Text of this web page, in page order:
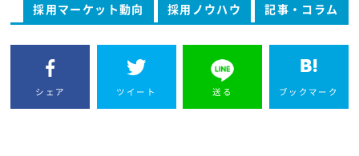
採用マーケット動向 採用ノウハウ 記事・コラム
シェア ツイート 送る ブックマーク